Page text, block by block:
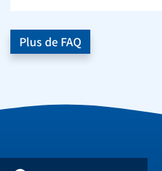
Plus de FAQ